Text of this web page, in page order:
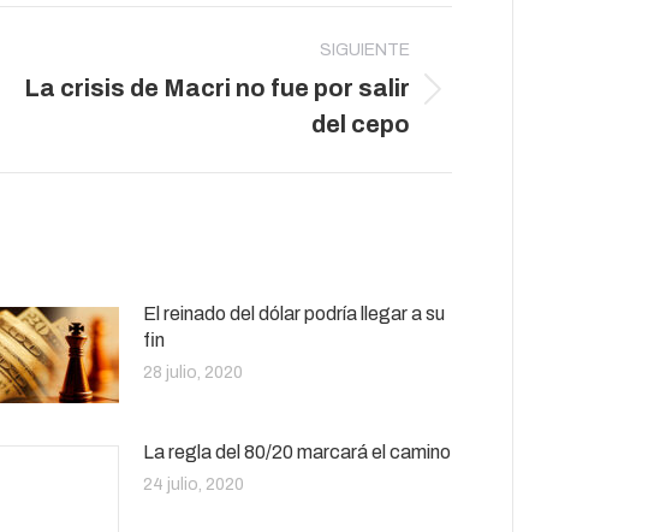
SIGUIENTE
Publicación
La crisis de Macri no fue por salir
del cepo
El reinado del dólar podría llegar a su
fin
28 julio, 2020
La regla del 80/20 marcará el camino
24 julio, 2020